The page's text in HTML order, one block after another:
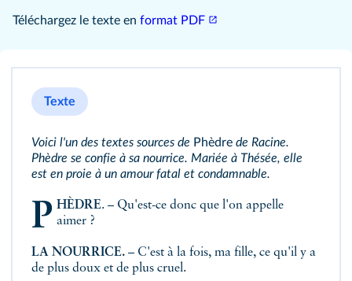
Téléchargez le texte en format PDF
Texte
Voici l'un des textes sources de Phèdre de Racine.
Phèdre se confie à sa nourrice. Mariée à Thésée, elle
est en proie à un amour fatal et condamnable.
PHÈDRE.– Qu'est-ce donc que l'on appelle
aimer ?
LA NOURRICE. – C'est à la fois, ma fille, ce qu'il y a
de plus doux et de plus cruel.